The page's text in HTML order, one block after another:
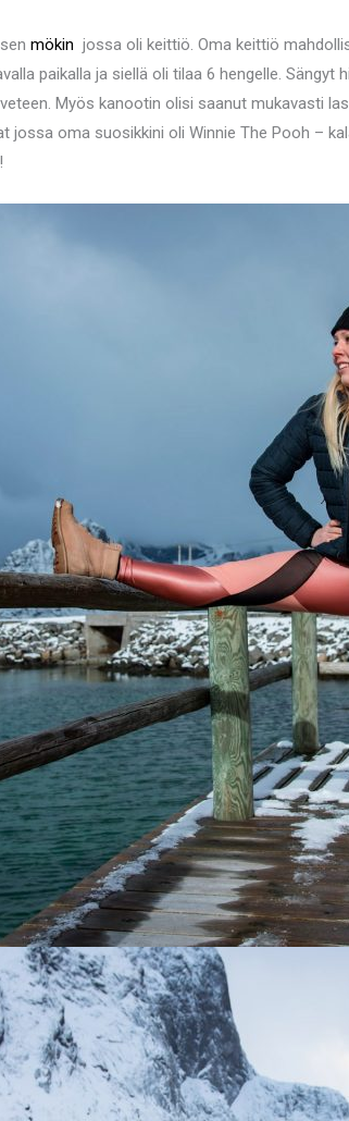
mökin jossa oli keittiö. Oma keittiö
paikalla ja siellä oli tilaa 6 hengelle.
Myös kanootin olisi saanut mukavasti
jossa oma suosikkini oli Winnie The Pooh –